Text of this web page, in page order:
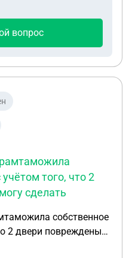
вопрос
того, что 2
сделать
2 двери повреждены
выплаты от